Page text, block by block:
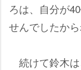
ろは、自分が
せんでしたから
続けて鈴木